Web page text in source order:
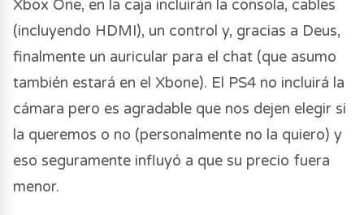
Xbox One, en la caja incluirán la consola, cables
(incluyendo HDMI), un control y, gracias a Deus,
finalmente un auricular para el chat (que asumo
también estará en el Xbone). El PS4 no incluirá la
cámara pero es agradable que nos dejen elegir si
la queremos o no (personalmente no la quiero) y
eso seguramente influyó a que su precio fuera
menor.